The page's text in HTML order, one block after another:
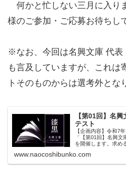
何かと忙しない三月に入り
様のご参加・ご応募お待ちし
※なお、今回は名興文庫 代表
も言及していますが、これは
トそのものからは選考外とな
【第01回】名
テスト
【企画内容】令和7
「【第01回】名興文
を開催します。求め
想小説を構成・執筆
www.naocoshibunko.com